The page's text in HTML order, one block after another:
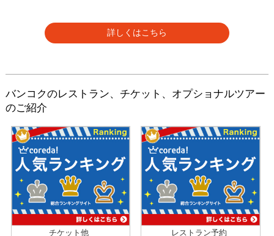
詳しくはこちら
バンコクのレストラン、チケット、オプショナルツアー
のご紹介
チケット他 レストラン予約